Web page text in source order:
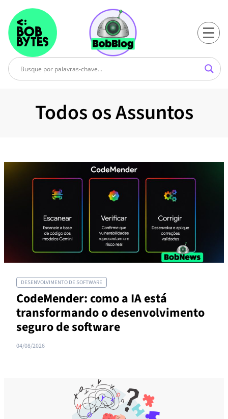
Todos os Assuntos
DESENVOLVIMENTO DE SOFTWARE
CodeMender: como a IA está
transformando o desenvolvimento
seguro de software
04/08/2026